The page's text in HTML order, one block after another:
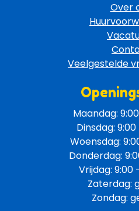
Over
Veelgestelde
Maandag:
Dinsdag: 9:00
Woensdag:
Donderdag:
Vrijdag: 9:00
Zaterdag:
Zondag: